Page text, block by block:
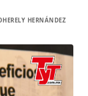
HERNÁNDEZ